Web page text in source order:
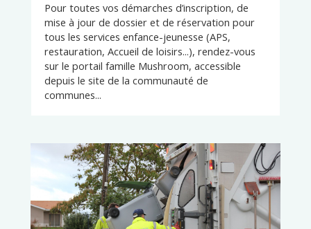
Pour toutes vos démarches d’inscription, de
mise à jour de dossier et de réservation pour
tous les services enfance-jeunesse (APS,
restauration, Accueil de loisirs...), rendez-vous
sur le portail famille Mushroom, accessible
depuis le site de la communauté de
communes...